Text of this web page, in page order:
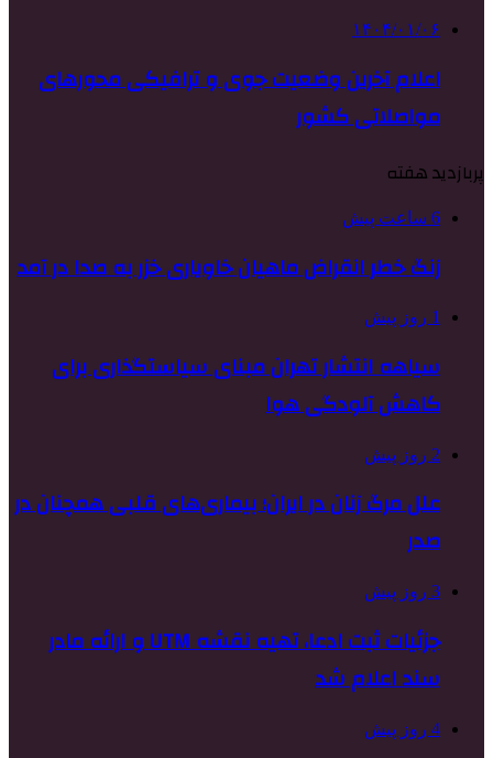
۱۴۰۴/۰۱/۰۶
اعلام آخرین وضعیت جوی و ترافیکی محورهای
مواصلاتی کشور
پربازدید هفته
6 ساعت پیش
زنگ خطر انقراض ماهیان خاویاری خزر به صدا در آمد
1 روز پیش
سیاهه انتشار تهران مبنای سیاستگذاری برای
کاهش آلودگی هوا
2 روز پیش
علل مرگ زنان در ایران؛ بیماری‌های قلبی همچنان در
صدر
3 روز پیش
جزئیات ثبت ادعا، تهیه نقشه UTM و ارائه مادر
سند اعلام شد
4 روز پیش